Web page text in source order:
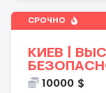
СРОЧНО
КИЕВ |
10000 $